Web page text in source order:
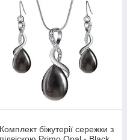
Комплект біжутерії сережки з